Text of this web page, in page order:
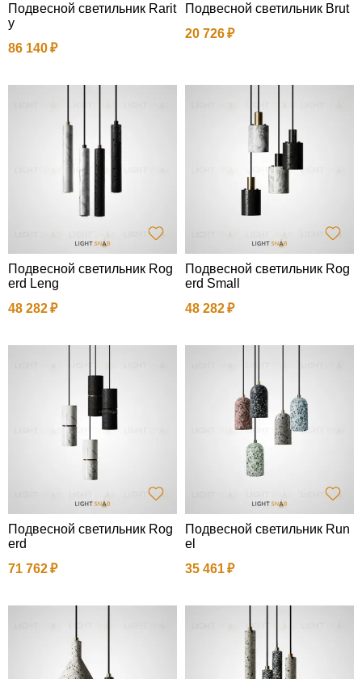
Подвесной светильник Rarit
y
86 140
Подвесной светильник Brut
20 726
Подвесной светильник Rog
erd Leng
48 282
Подвесной светильник Rog
erd Small
48 282
Подвесной светильник Rog
erd
71 762
Подвесной светильник Run
el
35 461